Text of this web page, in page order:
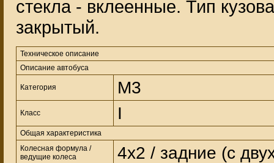
стекла - вклеенные. Тип
закрытый.
Техническое описание
Описание автобуса
Категория М3
Класс I
Общая характеристика
Колесная формула /
ведущие колеса
4х2 / задние (с